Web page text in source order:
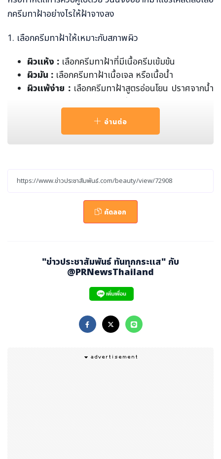
กครีมทาฝ้าอย่างไรให้ฝ้าจางลง
1. เลือกครีมทาฝ้าให้เหมาะกับสภาพผิว
ผิวแห้ง : เลือกครีมทาฝ้าที่มีเนื้อครีมเข้มข้น
ผิวมัน : เลือกครีมทาฝ้าเนื้อเจล หรือเนื้อน้ำ
ผิวแพ้ง่าย :เลือกครีมทาฝ้าสูตรอ่อนโยน ปราศจากน้ำ
หอม แอลกอฮอล์ และสารเคมี
2. ทดสอบอาการแพ้ และผลข้างเคียง โดยนำครีมทาฝ้ามาทา
ที่หลังใบหู หรือท้องแขน ทิ้งไว้ประมาณ 10-15 นาที หากแพ้
3. เลือกส่วนผสมที่เหมาะสม
ช่วยผลัดเซลล์ผิว ลดเลือนรอยฝ้า
ช่วยลดการอุดตันของรูขุมขน ลดเลือนรอ
งใสขึ้น
ช่วยลดการสร้างเม็ดสี ช่วยให้ผิวใส
4. หมั่นทาครีมกันแดด SPF 30+ ขึ้นไป เป็นประจำทุกวัน
5. ปรึกษาแพทย์ผิวหนังควบคู่ไปด้วย
อ่านต่อ
คัดลอก
"ข่าวประชาสัมพันธ์ ทันทุกกระแส" กับ
@PRNewsThailand